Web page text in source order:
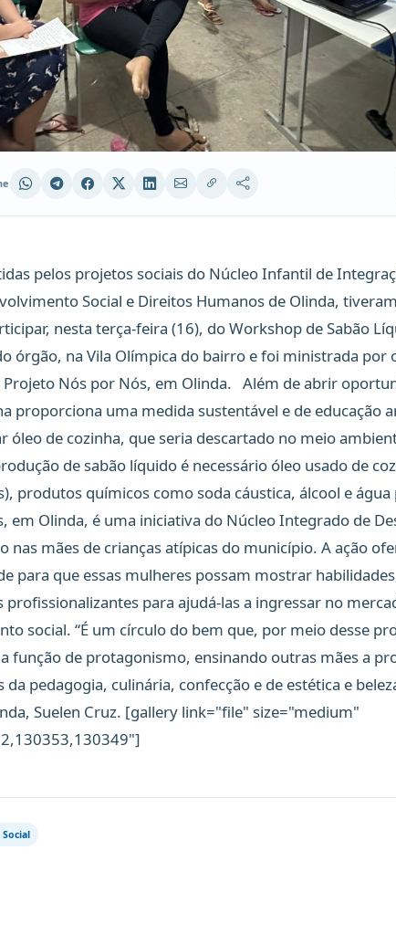
pelos projetos sociais do Núcleo Infantil de
Social e Direitos Humanos de Olinda,
nesta terça-feira (16), do Workshop de Sabão
órgão, na Vila Olímpica do bairro e foi ministrada por
Nós por Nós, em Olinda. Além de abrir
proporciona uma medida sustentável e de educação
óleo de cozinha, que seria descartado no meio
de sabão líquido é necessário óleo usado de
produtos químicos como soda cáustica, álcool e
em Olinda, é uma iniciativa do Núcleo Integrado de
nas mães de crianças atípicas do município. A ação
para que essas mulheres possam mostrar
para ajudá-las a ingressar no
social. “É um círculo do bem que, por meio desse
função de protagonismo, ensinando outras mães a
da pedagogia, culinária, confecção e de estética e
Suelen Cruz. [gallery link="file" size="medium"